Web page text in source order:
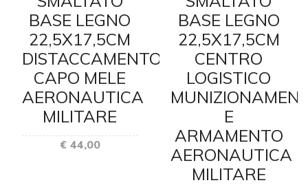
BASE LEGNO
22,5X17,5CM
DISTACCAMENTO
CAPO MELE
AERONAUTICA
MILITARE
€ 44,00
BASE LEGNO
22,5X17,5CM
CENTRO
LOGISTICO
E
ARMAMENTO
AERONAUTICA
MILITARE